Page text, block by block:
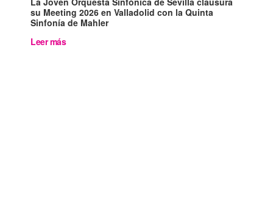
su Meeting 2026 en Valladolid con la Quinta
Sinfonía de Mahler
Leer más